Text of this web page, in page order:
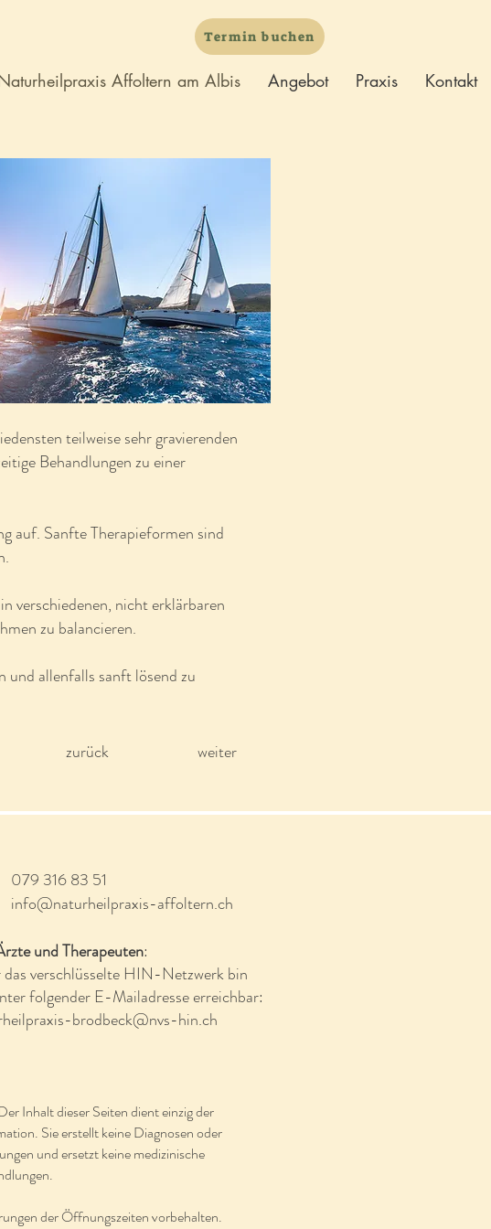
Termin buchen
teilweise sehr gravierenden
Behandlungen zu einer
auf. Sanfte Therapieformen sind
verschiedenen, nicht erklärbaren
zu balancieren.
allenfalls sanft lösend zu
zurück weiter
Affoltern am Albis Angebot Praxis Kontakt
079 316 83 51
info@naturheilpraxis-affoltern.ch
und Therapeuten:
das verschlüsselte HIN-Netzwerk bin
folgender E-Mailadresse erreichbar:
brodbeck@nvs-hin.ch
Inhalt dieser Seiten dient einzig der
Sie erstellt keine Diagnosen oder
und ersetzt keine medizinische
der Öffnungszeiten vorbehalten.